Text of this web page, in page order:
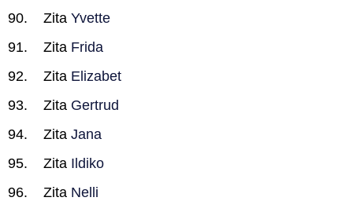
Zita Yvette
Zita Frida
Zita Elizabet
Zita Gertrud
Zita Jana
Zita Ildiko
Zita Nelli